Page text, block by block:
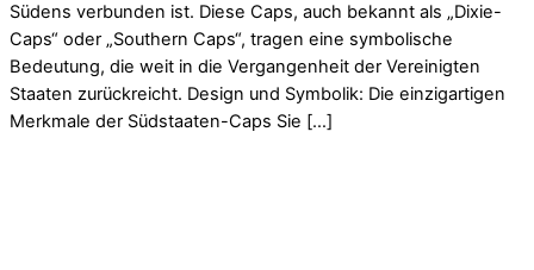
Südens verbunden ist. Diese Caps, auch bekannt als „Dixie-
Caps“ oder „Southern Caps“, tragen eine symbolische
Bedeutung, die weit in die Vergangenheit der Vereinigten
Staaten zurückreicht. Design und Symbolik: Die einzigartigen
Merkmale der Südstaaten-Caps Sie […]